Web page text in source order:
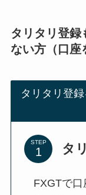
タリタリ登録
ない方（口座
タリタリ登
STEP タ
FXGTで